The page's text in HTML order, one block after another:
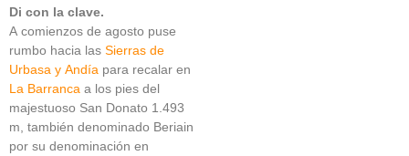
Di con la clave.
A comienzos de agosto puse
rumbo hacia las Sierras de
Urbasa y Andía para recalar en
La Barranca a los pies del
majestuoso San Donato 1.493
m, también denominado Beriain
por su denominación en